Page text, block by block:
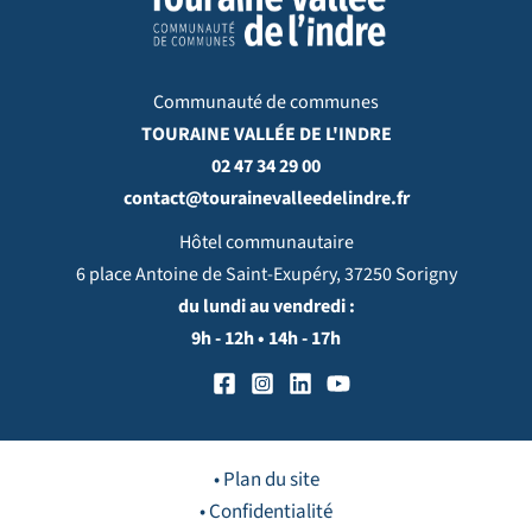
Communauté de communes
TOURAINE VALLÉE DE L'INDRE
02 47 34 29 00
contact@tourainevalleedelindre.fr
Hôtel communautaire
6 place Antoine de Saint-Exupéry, 37250 Sorigny
du lundi au vendredi :
9h - 12h • 14h - 17h
• Plan du site
• Confidentialité